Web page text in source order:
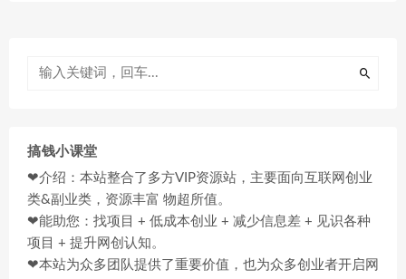
搞钱小课堂
❤介绍：本站整合了多方VIP资源站，主要面向互联网创业
类&副业类，资源丰富 物超所值。
❤能助您：找项目 + 低成本创业 + 减少信息差 + 见识各种
项目 + 提升网创认知。
❤本站为众多团队提供了重要价值，也为众多创业者开启网